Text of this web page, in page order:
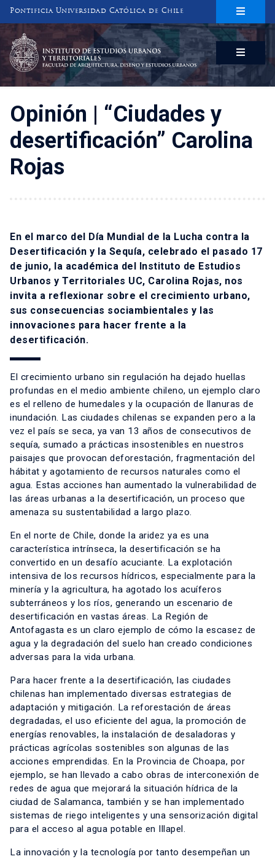
Pontificia Universidad Católica de Chile
INSTITUTO DE ESTUDIOS URBANOS
Y TERRITORIALES
FACULTAD DE ARQUITECTURA, DISEÑO Y ESTUDIOS URBANOS
Opinión | “Ciudades y
desertificación” Carolina
Rojas
En el marco del Día Mundial de la Lucha contra la
Desertificación y la Sequía, celebrado el pasado 17
de junio, la académica del Instituto de Estudios
Urbanos y Territoriales UC, Carolina Rojas, nos
invita a reflexionar sobre el crecimiento urbano,
sus consecuencias sociambientales y las
innovaciones para hacer frente a la
desertificación.
El crecimiento urbano sin regulación ha dejado huellas
profundas en el medio ambiente chileno, un ejemplo claro
es el relleno de humedales y la ocupación de llanuras de
inundación. Las ciudades chilenas se expanden pero a la
vez el país se seca, ya van 13 años de consecutivos de
sequía, sumado a prácticas insostenibles en nuestros
paisajes que provocan deforestación, fragmentación del
hábitat y agotamiento de recursos naturales como el
agua. Estas acciones han aumentado la vulnerabilidad de
las áreas urbanas a la desertificación, un proceso que
amenaza su sustentabilidad a largo plazo.
En el norte de Chile, donde la aridez ya es una
característica intrínseca, la desertificación se ha
convertido en un desafío acuciante. La explotación
intensiva de los recursos hídricos, especialmente para la
minería y la agricultura, ha agotado los acuíferos
subterráneos y los ríos, generando un escenario de
desertificación en vastas áreas. La Región de
Antofagasta es un claro ejemplo de cómo la escasez de
agua y la degradación del suelo han creado condiciones
adversas para la vida urbana.
Para hacer frente a la desertificación, las ciudades
chilenas han implementado diversas estrategias de
adaptación y mitigación. La reforestación de áreas
degradadas, el uso eficiente del agua, la promoción de
energías renovables, la instalación de desaladoras y
prácticas agrícolas sostenibles son algunas de las
acciones emprendidas. En la Provincia de Choapa, por
ejemplo, se han llevado a cabo obras de interconexión de
redes de agua que mejorará la situación hídrica de la
ciudad de Salamanca, también y se han implementado
sistemas de riego inteligentes y una sensorización digital
para el acceso al agua potable en Illapel.
La innovación y la tecnología por tanto desempeñan un